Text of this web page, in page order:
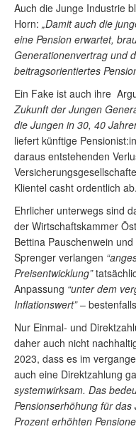
Auch die Junge Industrie
Horn: „Damit auch die
eine Pension erwartet,
Generationenvertrag und
beitragsorientiertes
Ein Fake ist auch ihre
Zukunft der Jungen
die Jungen in 30, 40
liefert künftige
daraus entstehenden
Klientel casht ordentlich ab.
Ehrlicher unterwegs sind
der Wirtschaftskammer
Bettina Pauschenwein
Sprenger verlangen
Preisentwicklung”
Anpassung “unter dem
Inflationswert”–
Nur Einmal- und
daher auch nicht
2023, dass es im
auch eine Direktzahlung
systemwirksam. Das
Pensionserhöhung für
Prozent erhöhten